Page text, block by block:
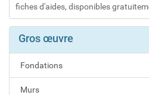
fiches d'aides, disponibles
Gros œuvre
Fondations
Murs